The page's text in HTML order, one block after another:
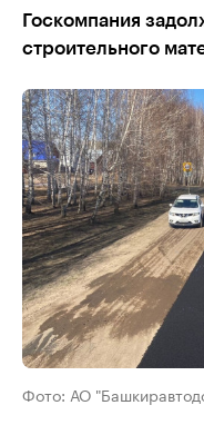
Госкомпания
строительного
Фото: АО